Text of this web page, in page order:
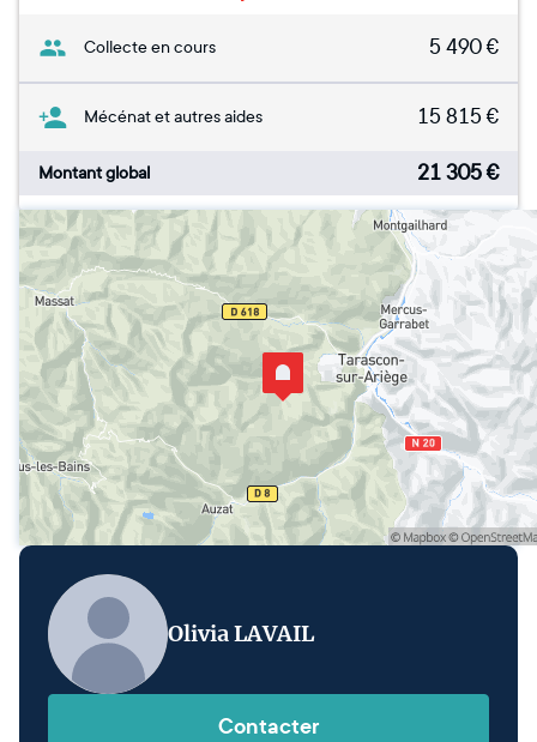
Collecte en cours 5 490€
Mécénat et autres aides 15 815 €
Montant global 21 305€
Olivia LAVAIL
Contacter